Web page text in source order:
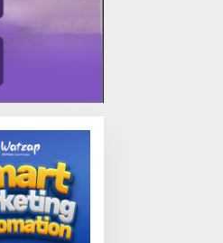
TERBAIK MENIKMATI
TENANGNYA ALAM BALI